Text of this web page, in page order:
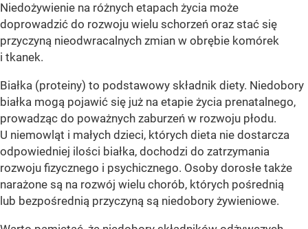
Niedożywienie na różnych etapach życia może
doprowadzić do rozwoju wielu schorzeń oraz stać się
przyczyną nieodwracalnych zmian w obrębie komórek
i tkanek.
Białka (proteiny) to podstawowy składnik diety. Niedobory
białka mogą pojawić się już na etapie życia prenatalnego,
prowadząc do poważnych zaburzeń w rozwoju płodu.
U niemowląt i małych dzieci, których dieta nie dostarcza
odpowiedniej ilości białka, dochodzi do zatrzymania
rozwoju fizycznego i psychicznego. Osoby dorosłe także
narażone są na rozwój wielu chorób, których pośrednią
lub bezpośrednią przyczyną są niedobory żywieniowe.